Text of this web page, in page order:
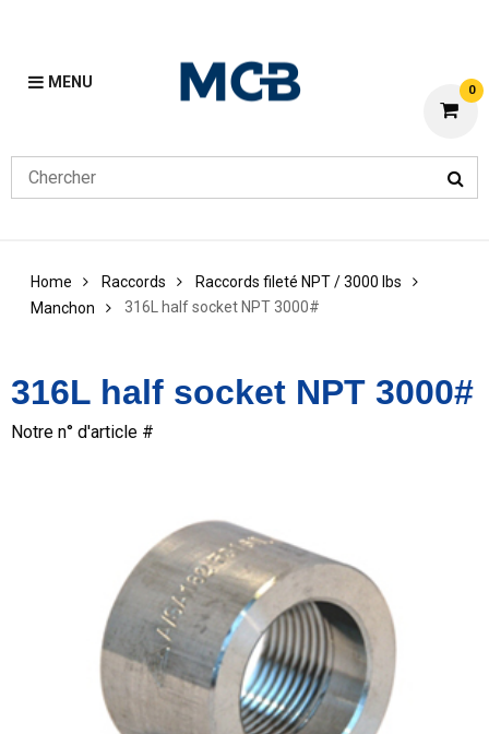
MENU 0
Home Raccords
Raccords fileté NPT / 3000 lbs
Manchon
316L half socket NPT 3000#
316L half socket NPT 3000#
Notre n° d'article #